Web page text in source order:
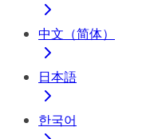
中文（简体）
日本語
한국어